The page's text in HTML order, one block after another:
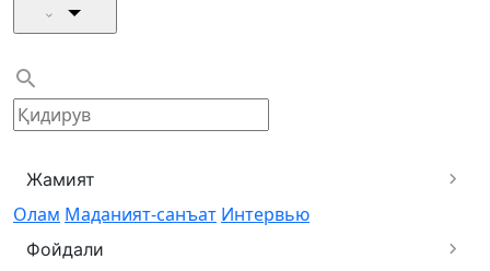
Жамият
Олам Маданият-санъат Интервью
Фойдали